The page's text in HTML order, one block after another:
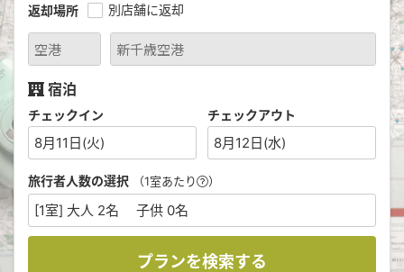
返却場所 別店舗に返却
宿泊
チェックイン
8月11日(火)
チェックアウト
8月12日(水)
旅行者人数の選択 （1室あたり ）
[1室] 大人 2名 子供 0名
プランを検索する